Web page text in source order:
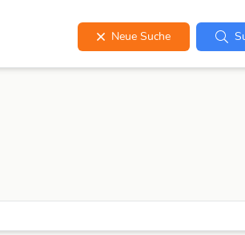
Neue Suche